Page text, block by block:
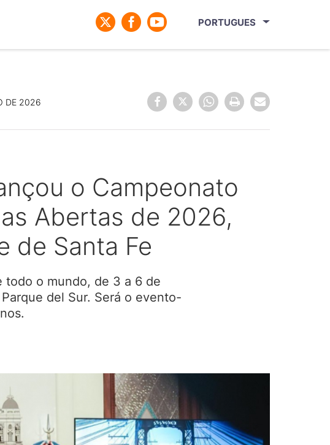
PORTUGUES
DE 2026
o Campeonato
Abertas de 2026,
de Santa Fe
todo o mundo, de 3 a 6 de
del Sur. Será o evento-